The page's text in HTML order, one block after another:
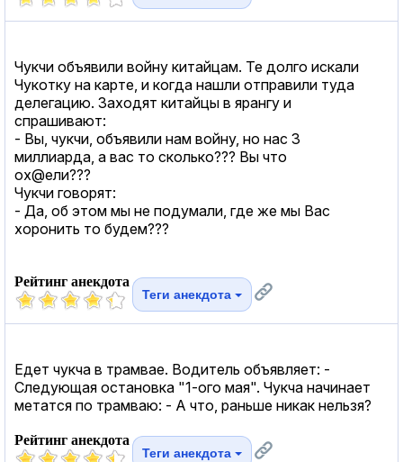
Чукчи объявили войну китайцам. Те долго искали
Чукотку на карте, и когда нашли отправили туда
делегацию. Заходят китайцы в ярангу и
спрашивают:
- Вы, чукчи, объявили нам войну, но нас 3
миллиарда, а вас то сколько??? Вы что
ох@ели???
Чукчи говорят:
- Да, об этом мы не подумали, где же мы Вас
хоронить то будем???
Рейтинг анекдота
Теги анекдота
Едет чукча в трамвае. Водитель объявляет: -
Следующая остановка "1-ого мая". Чукча начинает
метатся по трамваю: - А что, раньше никак нельзя?
Рейтинг анекдота
Теги анекдота